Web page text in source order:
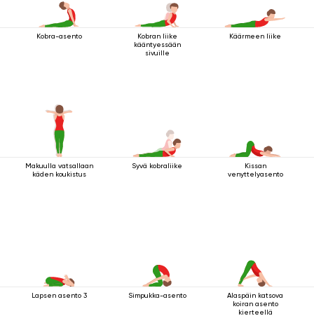
Kobra-asento
Kobran liike
kääntyessään
sivuille
Käärmeen liike
Makuulla vatsallaan
käden koukistus
Syvä kobraliike
Kissan
venyttelyasento
Lapsen asento 3 Simpukka-asento
Alaspäin katsova
koiran asento
kierteellä